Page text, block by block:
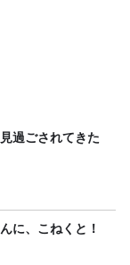
過ごされてきた
に、こねくと！